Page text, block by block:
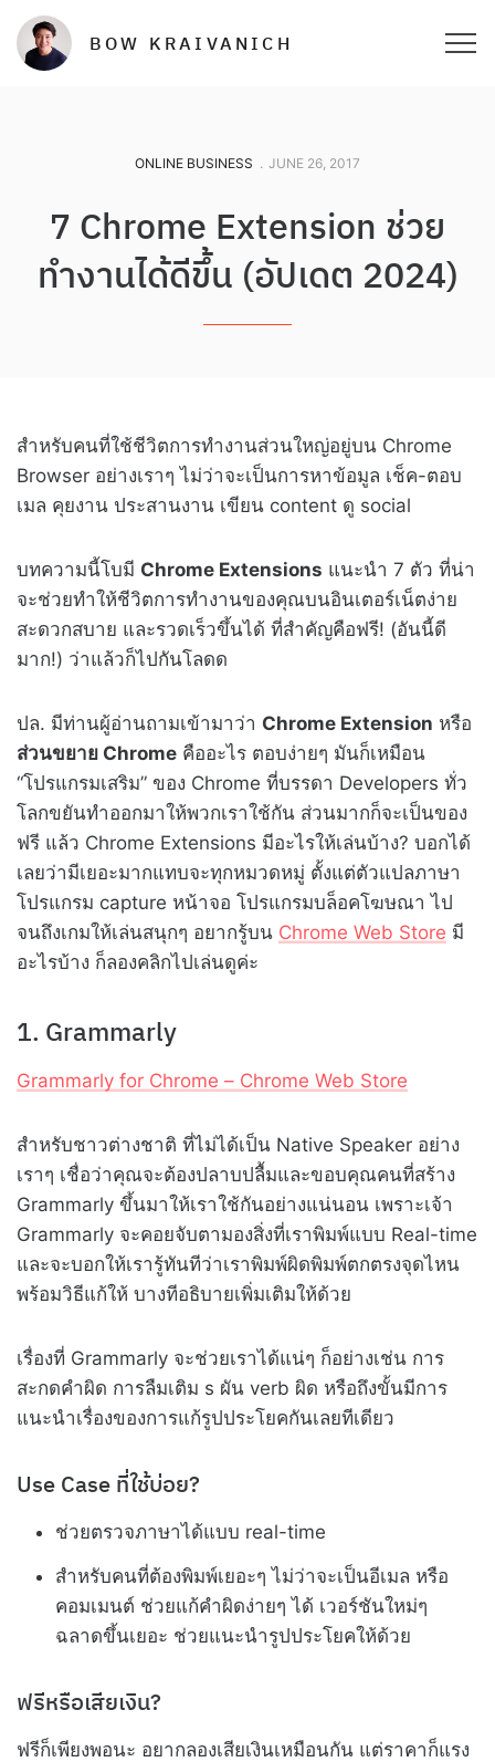
BOW KRAIVANICH
ONLINE BUSINESS . JUNE 26, 2017
7 Chrome Extension ช่วย
ทำงานได้ดีขึ้น (อัปเดต 2024)
สำหรับคนที่ใช้ชีวิตการทำงานส่วนใหญ่อยู่บน Chrome
Browser อย่างเราๆ ไม่ว่าจะเป็นการหาข้อมูล เช็ค-ตอบ
เมล คุยงาน ประสานงาน เขียน content ดู social
บทความนี้โบมี Chrome Extensions แนะนำ 7 ตัว ที่น่า
จะช่วยทำให้ชีวิตการทำงานของคุณบนอินเตอร์เน็ตง่าย
สะดวกสบาย และรวดเร็วขึ้นได้ ที่สำคัญคือฟรี! (อันนี้ดี
มาก!) ว่าแล้วก็ไปกันโลดด
ปล. มีท่านผู้อ่านถามเข้ามาว่า Chrome Extension หรือ
ส่วนขยาย Chrome คืออะไร ตอบง่ายๆ มันก็เหมือน
“โปรแกรมเสริม” ของ Chrome ที่บรรดา Developers ทั่ว
โลกขยันทำออกมาให้พวกเราใช้กัน ส่วนมากก็จะเป็นของ
ฟรี แล้ว Chrome Extensions มีอะไรให้เล่นบ้าง? บอกได้
เลยว่ามีเยอะมากแทบจะทุกหมวดหมู่ ตั้งแต่ตัวแปลภาษา
โปรแกรม capture หน้าจอ โปรแกรมบล็อคโฆษณา ไป
จนถึงเกมให้เล่นสนุกๆ อยากรู้บน Chrome Web Store มี
อะไรบ้าง ก็ลองคลิกไปเล่นดูค่ะ
1. Grammarly
Grammarly for Chrome – Chrome Web Store
สำหรับชาวต่างชาติ ที่ไม่ได้เป็น Native Speaker อย่าง
เราๆ เชื่อว่าคุณจะต้องปลาบปลื้มและขอบคุณคนที่สร้าง
Grammarly ขึ้นมาให้เราใช้กันอย่างแน่นอน เพราะเจ้า
Grammarly จะคอยจับตามองสิ่งที่เราพิมพ์แบบ Real-time
และจะบอกให้เรารู้ทันทีว่าเราพิมพ์ผิดพิมพ์ตกตรงจุดไหน
พร้อมวิธีแก้ให้ บางทีอธิบายเพิ่มเติมให้ด้วย
เรื่องที่ Grammarly จะช่วยเราได้แน่ๆ ก็อย่างเช่น การ
สะกดคำผิด การลืมเติม s ผัน verb ผิด หรือถึงขั้นมีการ
แนะนำเรื่องของการแก้รูปประโยคกันเลยทีเดียว
Use Case ที่ใช้บ่อย?
ช่วยตรวจภาษาได้แบบ real-time
สำหรับคนที่ต้องพิมพ์เยอะๆ ไม่ว่าจะเป็นอีเมล หรือ
คอมเมนต์ ช่วยแก้คำผิดง่ายๆ ได้ เวอร์ชันใหม่ๆ
ฉลาดขึ้นเยอะ ช่วยแนะนำรูปประโยคให้ด้วย
ฟรีหรือเสียเงิน?
ฟรีก็เพียงพอนะ อยากลองเสียเงินเหมือนกัน แต่ราคาก็แรง